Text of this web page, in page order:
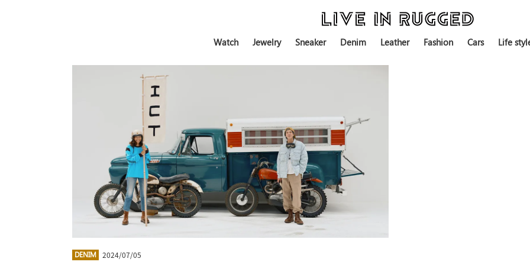
Watch Jewelry Sneaker Denim Leather Fashion Cars Life
DENIM 2024/07/05